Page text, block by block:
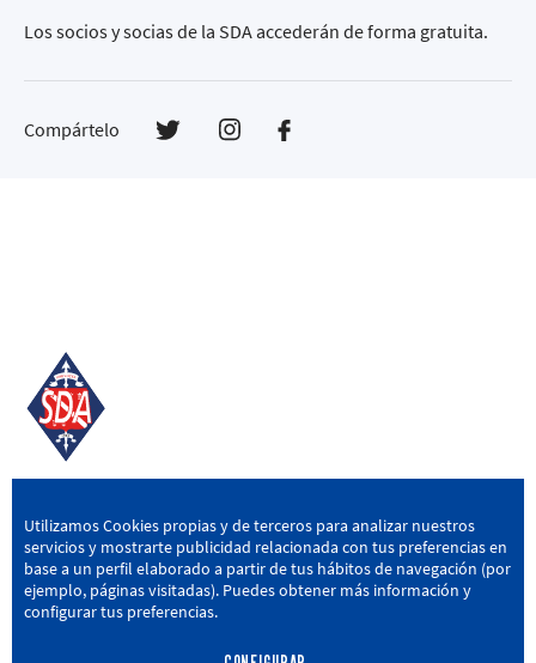
Los socios y socias de la SDA accederán de forma gratuita.
Compártelo
SD AMOREBIETA
San Miguel Kalea, 16, 48340 Amorebieta, Bizkaia
946 604 751 | sda@sdamorebieta.eus
Utilizamos Cookies propias y de terceros para analizar nuestros
servicios y mostrarte publicidad relacionada con tus preferencias en
base a un perfil elaborado a partir de tus hábitos de navegación (por
ejemplo, páginas visitadas). Puedes obtener más información y
configurar tus preferencias.